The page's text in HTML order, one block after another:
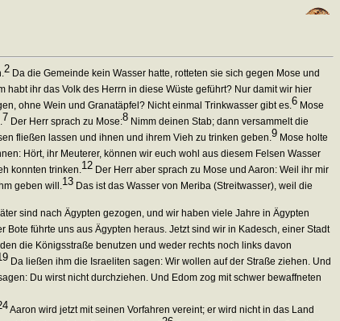
2 Da die Gemeinde kein Wasser hatte, rotteten sie sich gegen Mose und
habt ihr das Volk des Herrn in diese Wüste geführt? Nur damit wir hier
ohne Wein und Granatäpfel? Nicht einmal Trinkwasser gibt es.6 Mose
7 Der Herr sprach zu Mose:8 Nimm deinen Stab; dann versammelt die
fließen lassen und ihnen und ihrem Vieh zu trinken geben.9 Mose holte
Hört, ihr Meuterer, können wir euch wohl aus diesem Felsen Wasser
konnten trinken.12 Der Herr aber sprach zu Mose und Aaron: Weil ihr mir
geben will.13 Das ist das Wasser von Meriba (Streitwasser), weil die
sind nach Ägypten gezogen, und wir haben viele Jahre in Ägypten
führte uns aus Ägypten heraus. Jetzt sind wir in Kadesch, einer Stadt
die Königsstraße benutzen und weder rechts noch links davon
Da ließen ihm die Israeliten sagen: Wir wollen auf der Straße ziehen. Und
Du wirst nicht durchziehen. Und Edom zog mit schwer bewaffneten
Aaron wird jetzt mit seinen Vorfahren vereint; er wird nicht in das Land